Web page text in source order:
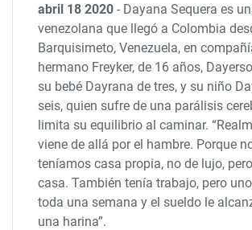
abril 18 2020- Dayana Sequera es
venezolana que llegó a Colombia
Barquisimeto, Venezuela, en
hermano Freyker, de 16 años,
su bebé Dayrana de tres, y su niño
seis, quien sufre de una parálisis
limita su equilibrio al caminar.
viene de allá por el hambre. Porque
teníamos casa propia, no de lujo,
casa. También tenía trabajo, pero
toda una semana y el sueldo le
una harina”.